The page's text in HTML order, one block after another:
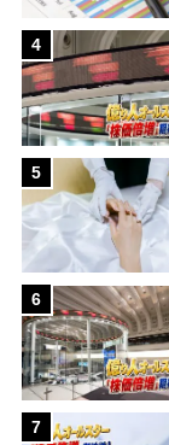
4
5
6
7